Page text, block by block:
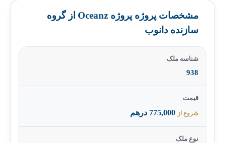
مشخصات پروژه پروژه Oceanz از گروه
سازنده دانوب
شناسه ملک
938
قیمت
شروع از 775,000 درهم
نوع ملک